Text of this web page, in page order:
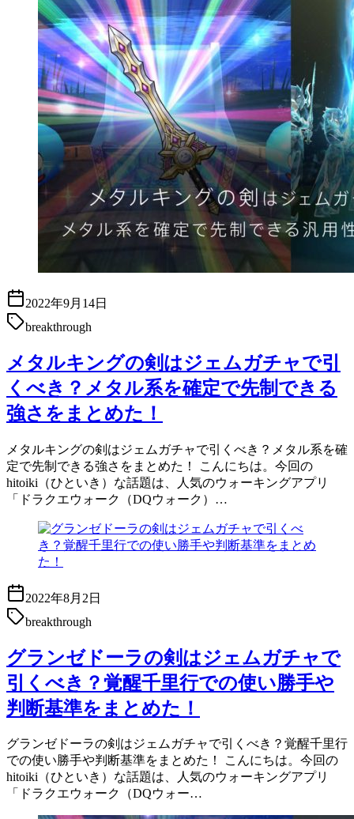
2022年9月14日
breakthrough
メタルキングの剣はジェムガチャで引
くべき？メタル系を確定で先制できる
強さをまとめた！
メタルキングの剣はジェムガチャで引くべき？メタル系を確
定で先制できる強さをまとめた！ こんにちは。今回の
hitoiki（ひといき）な話題は、人気のウォーキングアプリ
「ドラクエウォーク（DQウォーク）…
2022年8月2日
breakthrough
グランゼドーラの剣はジェムガチャで
引くべき？覚醒千里行での使い勝手や
判断基準をまとめた！
グランゼドーラの剣はジェムガチャで引くべき？覚醒千里行
での使い勝手や判断基準をまとめた！ こんにちは。今回の
hitoiki（ひといき）な話題は、人気のウォーキングアプリ
「ドラクエウォーク（DQウォー…